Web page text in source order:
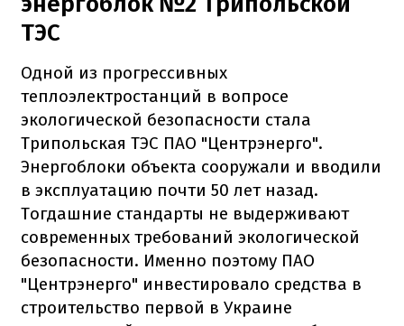
ТЭС
Одной из прогрессивных
теплоэлектростанций в вопросе
экологической безопасности стала
Трипольская ТЭС ПАО "Центрэнерго".
Энергоблоки объекта сооружали и вводили
в эксплуатацию почти 50 лет назад.
Тогдашние стандарты не выдерживают
современных требований экологической
безопасности. Именно поэтому ПАО
"Центрэнерго" инвестировало средства в
строительство первой в Украине